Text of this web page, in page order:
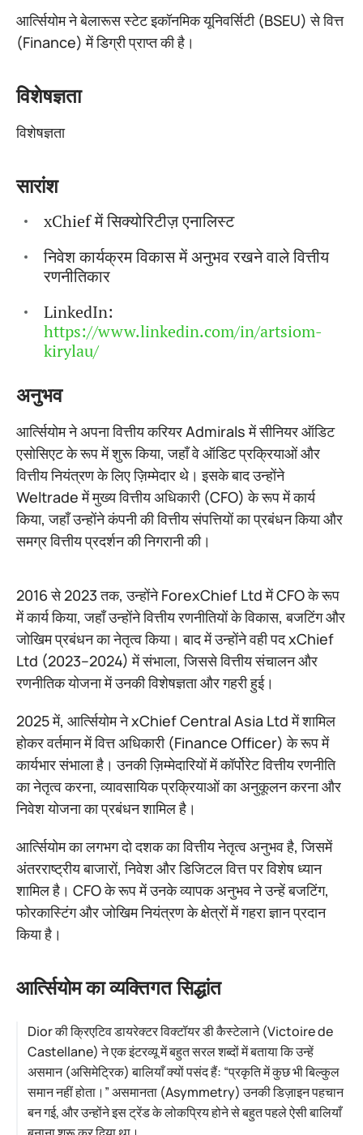
आर्त्सियोम ने बेलारूस स्टेट इकॉनमिक यूनिवर्सिटी (BSEU) से वित्त
(Finance) में डिग्री प्राप्त की है।
विशेषज्ञता
विशेषज्ञता
सारांश
xChief में सिक्योरिटीज़ एनालिस्ट
निवेश कार्यक्रम विकास में अनुभव रखने वाले वित्तीय
रणनीतिकार
LinkedIn:
https://www.linkedin.com/in/artsiom-
kirylau/
अनुभव
आर्त्सियोम ने अपना वित्तीय करियर Admirals में सीनियर ऑडिट
एसोसिएट के रूप में शुरू किया, जहाँ वे ऑडिट प्रक्रियाओं और
वित्तीय नियंत्रण के लिए ज़िम्मेदार थे। इसके बाद उन्होंने
Weltrade में मुख्य वित्तीय अधिकारी (CFO) के रूप में कार्य
किया, जहाँ उन्होंने कंपनी की वित्तीय संपत्तियों का प्रबंधन किया और
समग्र वित्तीय प्रदर्शन की निगरानी की।
2016 से 2023 तक, उन्होंने ForexChief Ltd में CFO के रूप
में कार्य किया, जहाँ उन्होंने वित्तीय रणनीतियों के विकास, बजटिंग और
जोखिम प्रबंधन का नेतृत्व किया। बाद में उन्होंने वही पद xChief
Ltd (2023–2024) में संभाला, जिससे वित्तीय संचालन और
रणनीतिक योजना में उनकी विशेषज्ञता और गहरी हुई।
2025 में, आर्त्सियोम ने xChief Central Asia Ltd में शामिल
होकर वर्तमान में वित्त अधिकारी (Finance Officer) के रूप में
कार्यभार संभाला है। उनकी ज़िम्मेदारियों में कॉर्पोरेट वित्तीय रणनीति
का नेतृत्व करना, व्यावसायिक प्रक्रियाओं का अनुकूलन करना और
निवेश योजना का प्रबंधन शामिल है।
आर्त्सियोम का लगभग दो दशक का वित्तीय नेतृत्व अनुभव है, जिसमें
अंतरराष्ट्रीय बाजारों, निवेश और डिजिटल वित्त पर विशेष ध्यान
शामिल है। CFO के रूप में उनके व्यापक अनुभव ने उन्हें बजटिंग,
फोरकास्टिंग और जोखिम नियंत्रण के क्षेत्रों में गहरा ज्ञान प्रदान
किया है।
आर्त्सियोम का व्यक्तिगत सिद्धांत
Dior की क्रिएटिव डायरेक्टर विक्टॉयर डी कैस्टेलाने (Victoire de
Castellane) ने एक इंटरव्यू में बहुत सरल शब्दों में बताया कि उन्हें
असमान (असिमेट्रिक) बालियाँ क्यों पसंद हैं: “प्रकृति में कुछ भी बिल्कुल
समान नहीं होता।” असमानता (Asymmetry) उनकी डिज़ाइन पहचान
बन गई, और उन्होंने इस ट्रेंड के लोकप्रिय होने से बहुत पहले ऐसी बालियाँ